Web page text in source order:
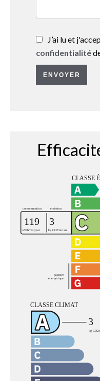
J’ai lu et
confidentialité
ENVOYER